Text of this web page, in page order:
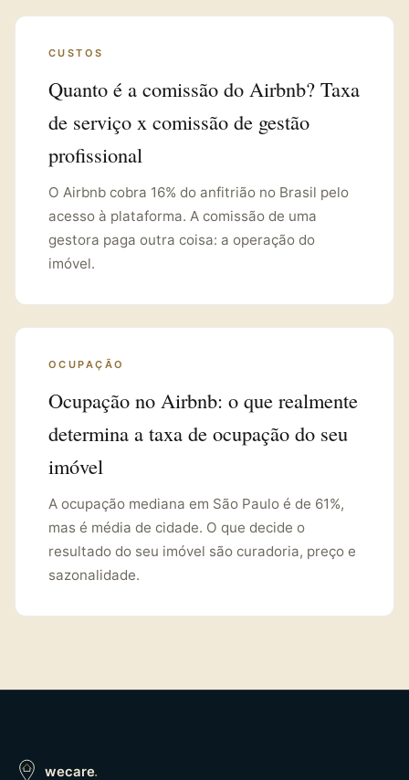
CUSTOS
Quanto é a comissão do Airbnb? Taxa
de serviço x comissão de gestão
profissional
O Airbnb cobra 16% do anfitrião no Brasil pelo
acesso à plataforma. A comissão de uma
gestora paga outra coisa: a operação do
imóvel.
OCUPAÇÃO
Ocupação no Airbnb: o que realmente
determina a taxa de ocupação do seu
imóvel
A ocupação mediana em São Paulo é de 61%,
mas é média de cidade. O que decide o
resultado do seu imóvel são curadoria, preço e
sazonalidade.